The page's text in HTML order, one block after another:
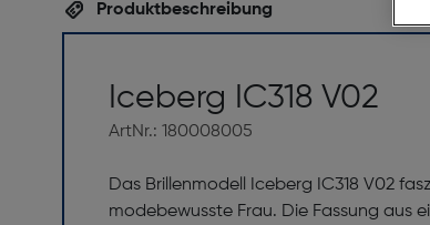
Produktbeschreibung
Iceberg IC318 V02
ArtNr.: 180008005
Das Brillenmodell Iceberg IC318 V02
modebewusste Frau. Die Fassung aus